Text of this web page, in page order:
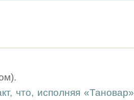
что, исполняя «Тановар»